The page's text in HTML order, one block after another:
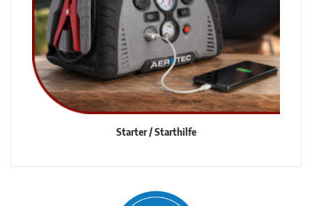
Starter / Starthilfe